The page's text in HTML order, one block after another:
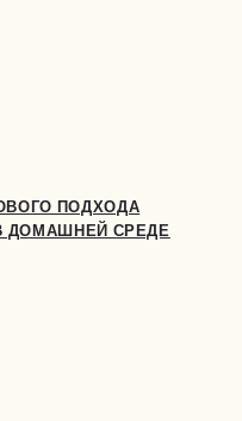
ПОДХОДА
ДОМАШНЕЙ СРЕДЕ